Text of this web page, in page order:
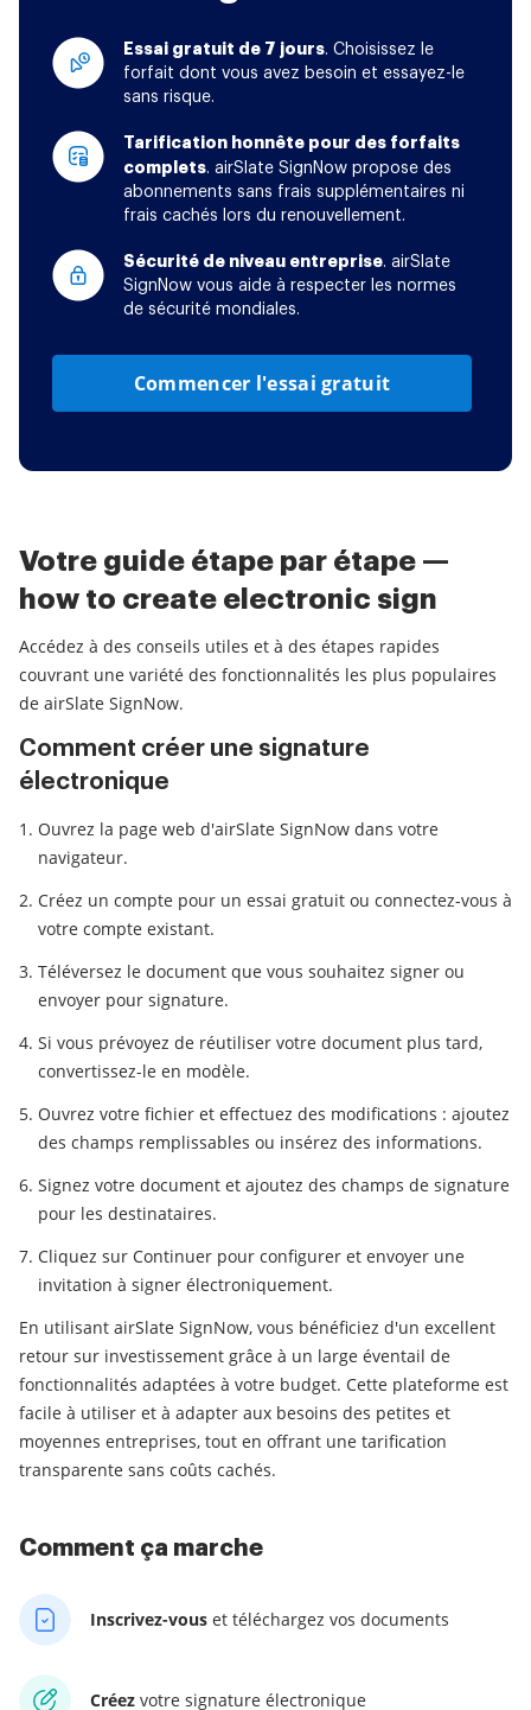
Essai gratuit de 7 jours. Choisissez le
forfait dont vous avez besoin et essayez-le
sans risque.
Tarification honnête pour des forfaits
complets. airSlate SignNow propose des
abonnements sans frais supplémentaires ni
frais cachés lors du renouvellement.
Sécurité de niveau entreprise. airSlate
SignNow vous aide à respecter les normes
de sécurité mondiales.
Commencer l'essai gratuit
Votre guide étape par étape —
how to create electronic sign
Accédez à des conseils utiles et à des étapes rapides
couvrant une variété des fonctionnalités les plus populaires
de airSlate SignNow.
Comment créer une signature
électronique
Ouvrez la page web d'airSlate SignNow dans votre
navigateur.
Créez un compte pour un essai gratuit ou connectez-vous à
votre compte existant.
Téléversez le document que vous souhaitez signer ou
envoyer pour signature.
Si vous prévoyez de réutiliser votre document plus tard,
convertissez-le en modèle.
Ouvrez votre fichier et effectuez des modifications : ajoutez
des champs remplissables ou insérez des informations.
Signez votre document et ajoutez des champs de signature
pour les destinataires.
Cliquez sur Continuer pour configurer et envoyer une
invitation à signer électroniquement.
En utilisant airSlate SignNow, vous bénéficiez d'un excellent
retour sur investissement grâce à un large éventail de
fonctionnalités adaptées à votre budget. Cette plateforme est
facile à utiliser et à adapter aux besoins des petites et
moyennes entreprises, tout en offrant une tarification
transparente sans coûts cachés.
Comment ça marche
Inscrivez-vous et téléchargez vos documents
Créez votre signature électronique